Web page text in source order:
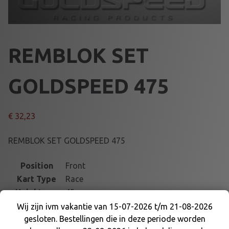
REMBLOK SET
GOLDSPEED 475
€ 32,23
REMBLOK SET GOLDSPEED 475
Position
Front
Kart Type
Race
Height mm
45
Part number 15475-14
Length mm
36
Wij zijn ivm vakantie van 15-07-2026 t/m 21-08-
Wij zijn ivm vakantie van 15-07-2026 t/m 21-08-2026
gesloten. Bestellingen die in deze periode worden